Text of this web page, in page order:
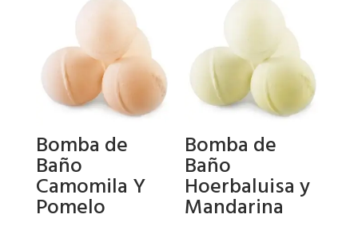
Bomba de
Baño
Camomila Y
Pomelo
Bomba de
Baño
Hoerbaluisa y
Mandarina